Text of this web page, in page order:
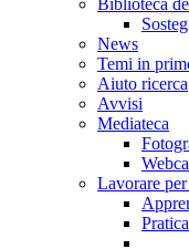
Biblioteca
News
Temi in
Aiuto ricerca
Avvisi
Mediateca
Lavorare